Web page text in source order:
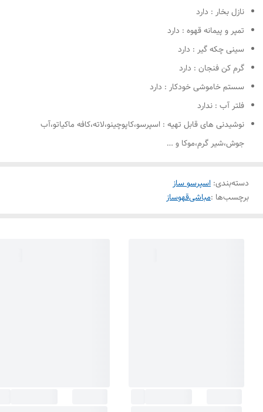
نازل بخار : دارد
تمپر و پیمانه قهوه : دارد
سینی چکه گیر : دارد
گرم کن فنجان : دارد
سستم خاموشی خودکار : دارد
فلتر آب : ندارد
نوشیدنی های قابل تهیه : اسپرسو،کاپوچینو،لاته،کافه ماکیاتو،آب
جوش،شیر گرم،موکا و …
دسته‌بندی: اسپرسو ساز
برچسب‌ها :مباشیقهوساز